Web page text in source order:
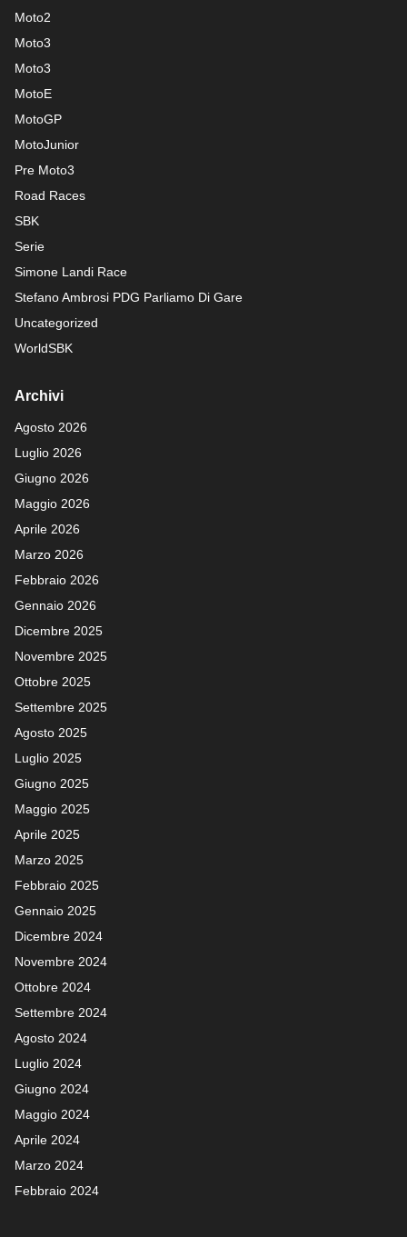
Moto2
Moto3
Moto3
MotoE
MotoGP
MotoJunior
Pre Moto3
Road Races
SBK
Serie
Simone Landi Race
Stefano Ambrosi PDG Parliamo Di Gare
Uncategorized
WorldSBK
Archivi
Agosto 2026
Luglio 2026
Giugno 2026
Maggio 2026
Aprile 2026
Marzo 2026
Febbraio 2026
Gennaio 2026
Dicembre 2025
Novembre 2025
Ottobre 2025
Settembre 2025
Agosto 2025
Luglio 2025
Giugno 2025
Maggio 2025
Aprile 2025
Marzo 2025
Febbraio 2025
Gennaio 2025
Dicembre 2024
Novembre 2024
Ottobre 2024
Settembre 2024
Agosto 2024
Luglio 2024
Giugno 2024
Maggio 2024
Aprile 2024
Marzo 2024
Febbraio 2024